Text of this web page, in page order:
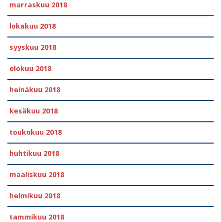
marraskuu 2018
lokakuu 2018
syyskuu 2018
elokuu 2018
heinäkuu 2018
kesäkuu 2018
toukokuu 2018
huhtikuu 2018
maaliskuu 2018
helmikuu 2018
tammikuu 2018